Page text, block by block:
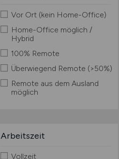
Vor Ort (kein Home-Office)
Home-Office möglich /
Hybrid
100% Remote
Überwiegend Remote (>50%)
Remote aus dem Ausland
möglich
Arbeitszeit
Vollzeit